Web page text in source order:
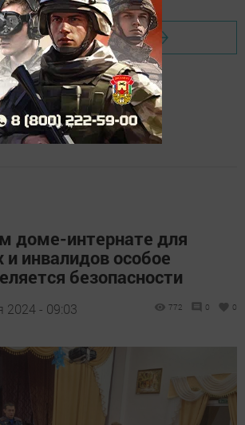
на страницу новости
доме-интернате для
и инвалидов особое
безопасности
2024 - 09:03 772 0 0